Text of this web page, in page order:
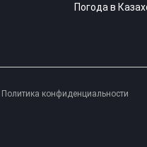
Погода в
Политика конфиденциальности